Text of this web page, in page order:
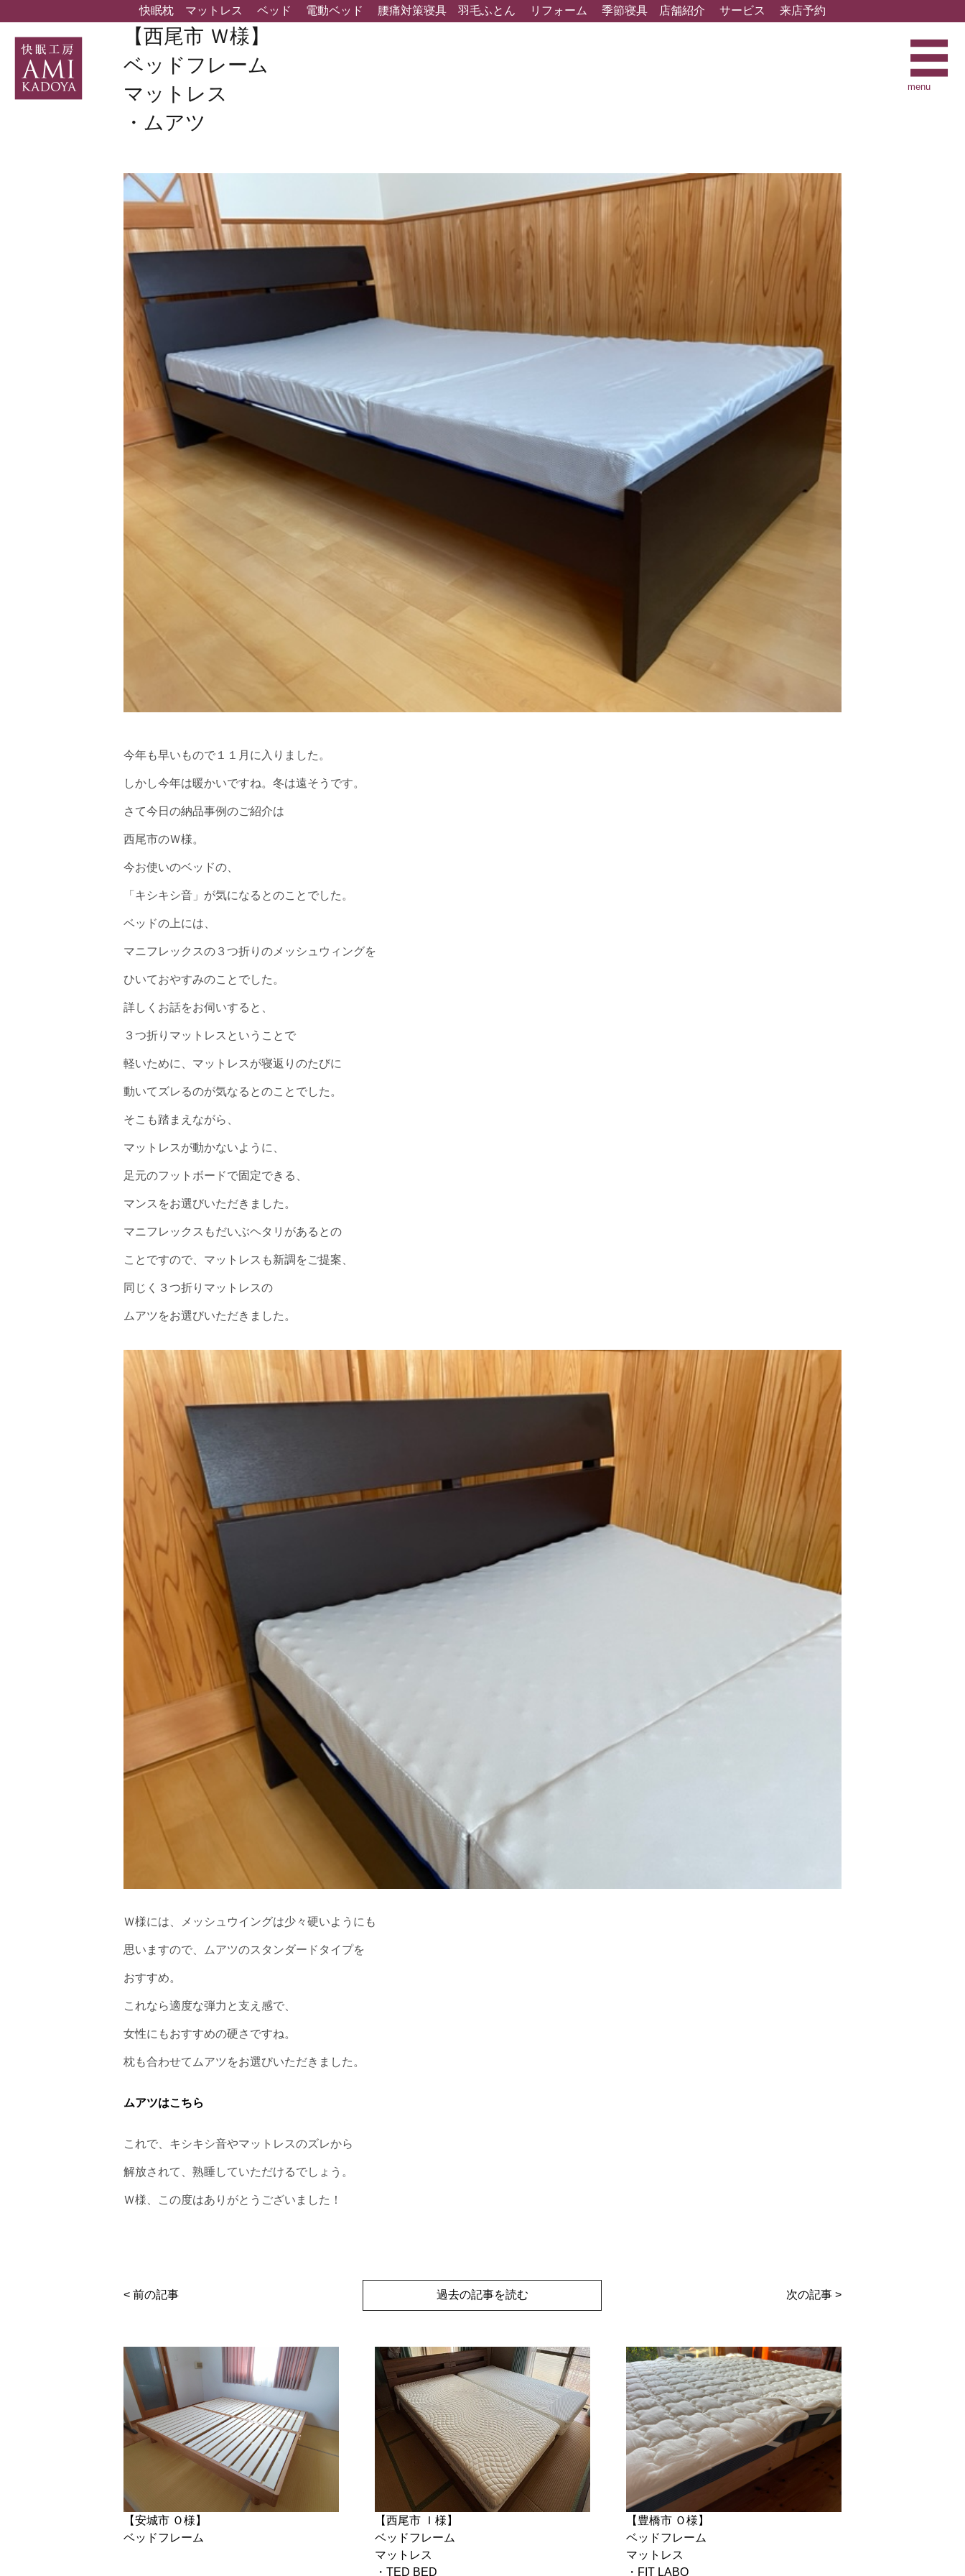
快眠枕 マットレス ベッド 電動ベッド 腰痛対策寝具 羽毛ふとん リフォーム 季節寝具 店舗紹介 サービス 来店予約
menu
【西尾市 Ｗ様】
ベッドフレーム
マットレス
・ムアツ
今年も早いもので１１月に入りました。
しかし今年は暖かいですね。冬は遠そうです。
さて今日の納品事例のご紹介は
西尾市のＷ様。
今お使いのベッドの、
「キシキシ音」が気になるとのことでした。
ベッドの上には、
マニフレックスの３つ折りのメッシュウィングを
ひいておやすみのことでした。
詳しくお話をお伺いすると、
３つ折りマットレスということで
軽いために、マットレスが寝返りのたびに
動いてズレるのが気なるとのことでした。
そこも踏まえながら、
マットレスが動かないように、
足元のフットボードで固定できる、
マンスをお選びいただきました。
マニフレックスもだいぶヘタリがあるとの
ことですので、マットレスも新調をご提案、
同じく３つ折りマットレスの
ムアツをお選びいただきました。
Ｗ様には、メッシュウイングは少々硬いようにも
思いますので、ムアツのスタンダードタイプを
おすすめ。
これなら適度な弾力と支え感で、
女性にもおすすめの硬さですね。
枕も合わせてムアツをお選びいただきました。
ムアツはこちら
これで、キシキシ音やマットレスのズレから
解放されて、熟睡していただけるでしょう。
Ｗ様、この度はありがとうございました！
< 前の記事 過去の記事を読む 次の記事 >
【安城市 Ｏ様】
ベッドフレーム
【西尾市 Ｉ様】
ベッドフレーム
マットレス
・TED BED
【豊橋市 Ｏ様】
ベッドフレーム
マットレス
・FIT LABO